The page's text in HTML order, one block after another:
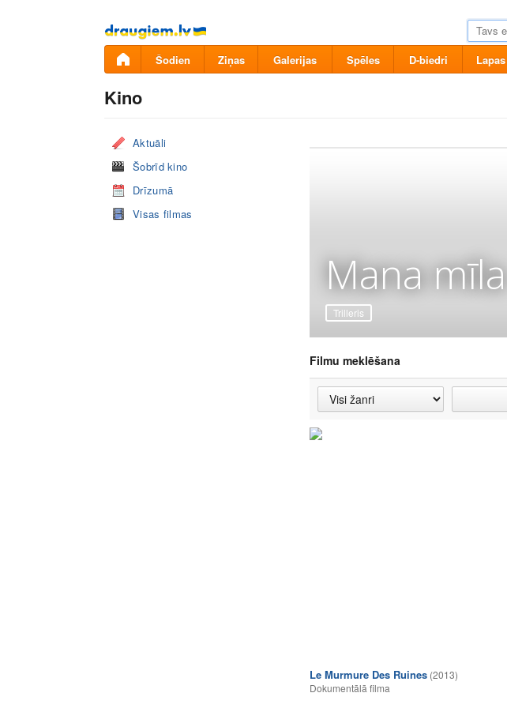
Pāriet
uz
saturu
Šodien Ziņas Galerijas Spēles D-biedri Lapas
Kino
Aktuāli
Šobrīd kino
Drīzumā
Visas filmas
Mana mīla
Trilleris
Filmu meklēšana
Le Murmure Des Ruines (2013)
Dokumentālā filma